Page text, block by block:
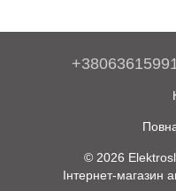
© 2026
Інтернет-магазин